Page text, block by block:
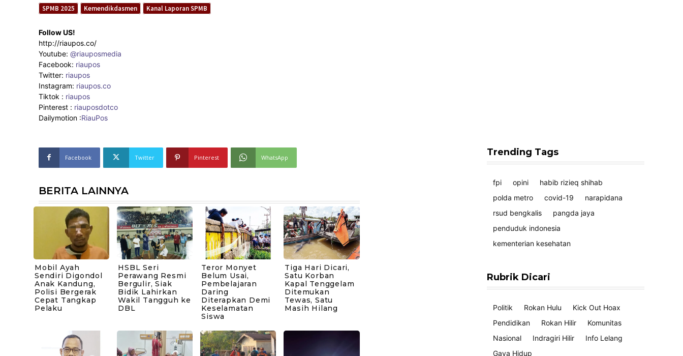
SPMB 2025 Kemendikdasmen Kanal Laporan SPMB
Follow US!
http://riaupos.co/
Youtube: @riauposmedia
Facebook: riaupos
Twitter: riaupos
Instagram: riaupos.co
Tiktok : riaupos
Pinterest : riauposdotco
Dailymotion :RiauPos
Facebook Twitter Pinterest WhatsApp
BERITA LAINNYA
Mobil Ayah
Sendiri Digondol
Anak Kandung,
Polisi Bergerak
Cepat Tangkap
Pelaku
HSBL Seri
Perawang Resmi
Bergulir, Siak
Bidik Lahirkan
Wakil Tangguh ke
DBL
Teror Monyet
Belum Usai,
Pembelajaran
Daring
Diterapkan Demi
Keselamatan
Siswa
Tiga Hari Dicari,
Satu Korban
Kapal Tenggelam
Ditemukan
Tewas, Satu
Masih Hilang
Trending Tags
fpi opini
habib rizieq shihab
polda metro
covid-19
narapidana
rsud bengkalis
pangda jaya
penduduk indonesia
kementerian kesehatan
Rubrik Dicari
Politik Rokan Hulu
Kick Out Hoax
Pendidikan
Rokan Hilir
Komunitas
Nasional
Indragiri Hilir
Info Lelang
Gaya Hidup